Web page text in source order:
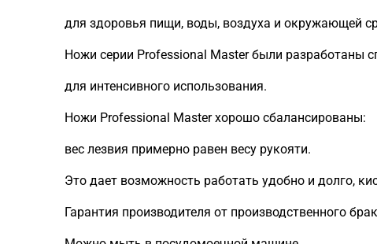
для здоровья пищи, воды, воздуха и окружающей
Ножи серии Professional Master были разработаны
для интенсивного использования.
Ножи Professional Master хорошо сбалансированы:
вес лезвия примерно равен весу рукояти.
Это дает возможность работать удобно и долго,
Гарантия производителя от производственного